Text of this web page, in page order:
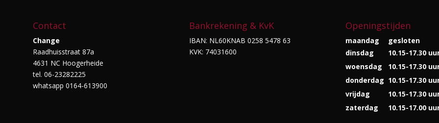
Contact
Change
Raadhuisstraat 87a
4631 NC Hoogerheide
tel. 06-23282225
whatsapp 0164-613900
Bankrekening & KvK
IBAN: NL60KNAB 0258 5478 63
KVK: 74031600
Openingstijden
maandag
gesloten
dinsdag
10.15-17.30
woensdag
10.15-17.30
donderdag 10.15-17.30
vrijdag
10.15-17.30
zaterdag
10.15-17.00